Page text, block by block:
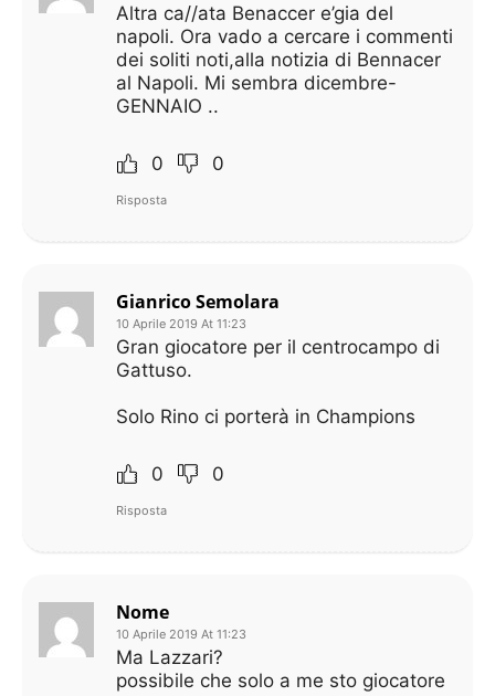
Altra ca//ata Benaccer e’gia del
napoli. Ora vado a cercare i commenti
dei soliti noti,alla notizia di Bennacer
al Napoli. Mi sembra dicembre-
GENNAIO ..
0 0
Risposta
Gianrico Semolara
10 Aprile 2019 At 11:23
Gran giocatore per il centrocampo di
Gattuso.
Solo Rino ci porterà in Champions
0 0
Risposta
Nome
10 Aprile 2019 At 11:23
Ma Lazzari?
possibile che solo a me sto giocatore